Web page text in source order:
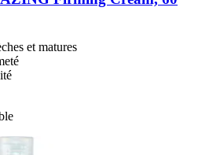
et matures